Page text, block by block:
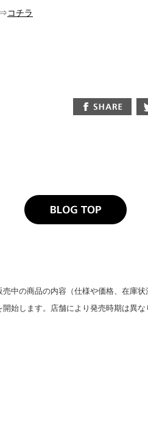
コチラ
中の商品の内容（仕様や価格、在庫状
始します。店舗により発売時期は異な